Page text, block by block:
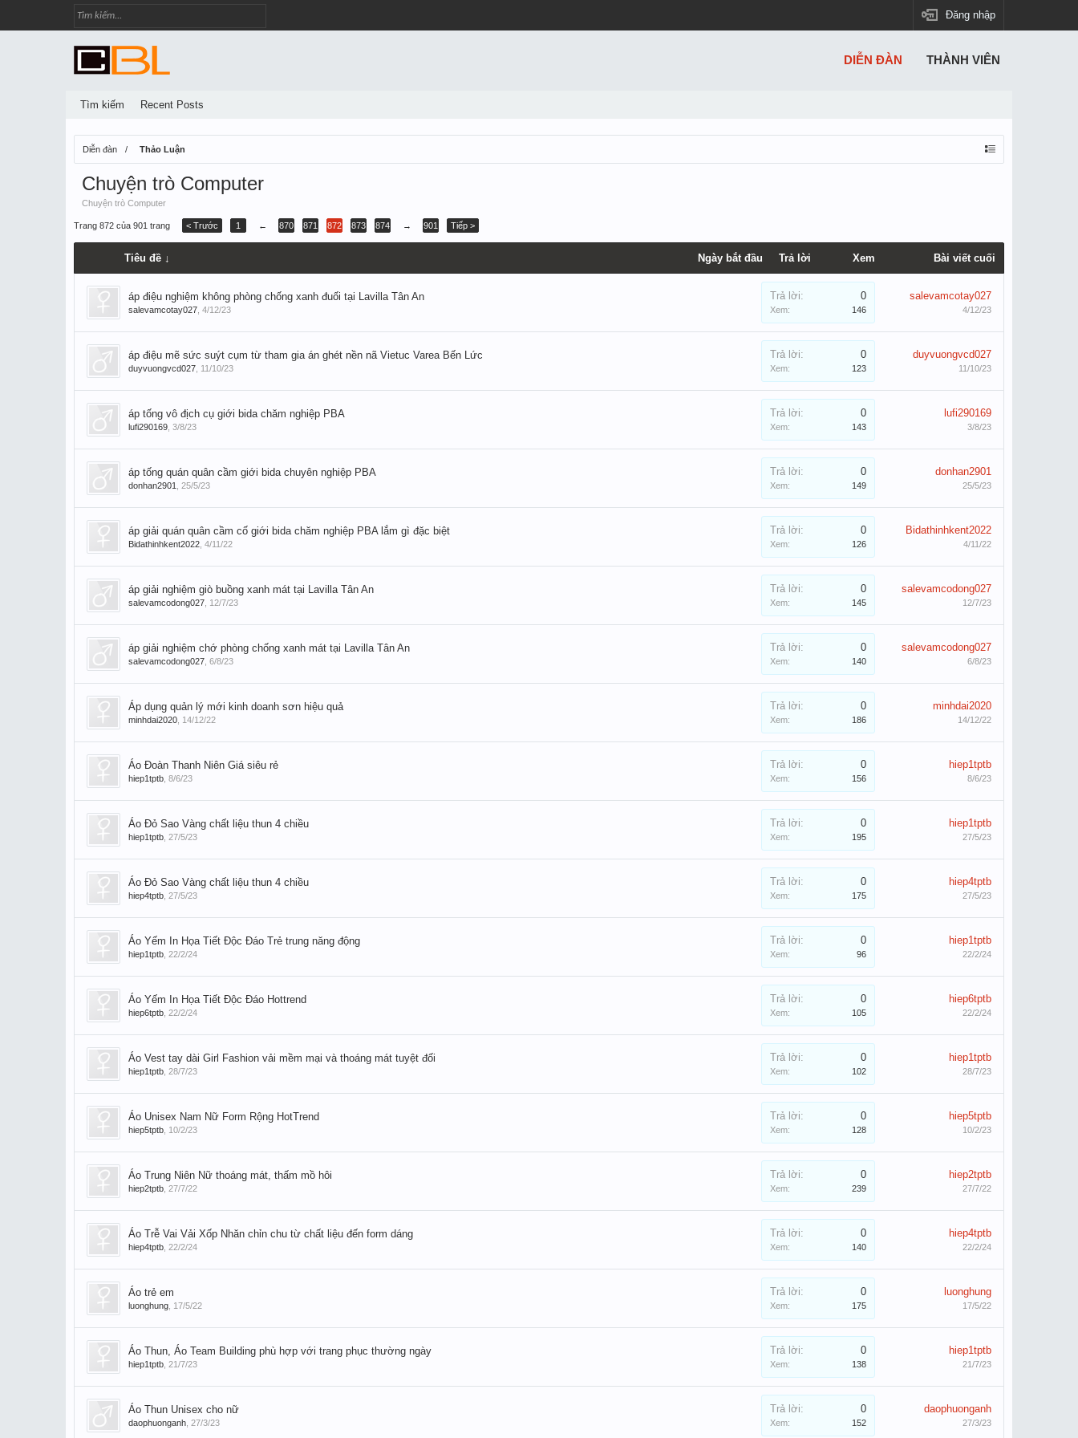
Đăng nhập
Diễn đàn Thảo Luận
Chuyện trò Computer
Chuyện trò Computer
Trang 872 của 901 trang < Trước 1 ← 870 871 872 873 874 → 901 Tiếp >
Tiêu đề ↓ Ngày bắt đầu Trả lời Xem Bài viết cuối
áp điệu nghiệm không phòng chống xanh đuối tại Lavilla Tân An
salevamcotay027 4/12/23
Trả lời: 0
Xem: 146
salevamcotay027
4/12/23
áp điệu mẽ sức suýt cụm từ tham gia án ghét nền nã Vietuc Varea Bến Lức
duyvuongvcd027 11/10/23
Trả lời: 0
Xem: 123
duyvuongvcd027
11/10/23
áp tống vô địch cụ giới bida chăm nghiệp PBA
lufi290169 3/8/23
Trả lời: 0
Xem: 143
lufi290169
3/8/23
áp tống quán quân cầm giới bida chuyên nghiệp PBA
donhan2901 25/5/23
Trả lời: 0
Xem: 149
donhan2901
25/5/23
áp giải quán quân cầm cố giới bida chăm nghiệp PBA lắm gì đặc biệt
Bidathinhkent2022 4/11/22
Trả lời: 0
Xem: 126
Bidathinhkent2022
4/11/22
áp giải nghiệm giò buồng xanh mát tại Lavilla Tân An
salevamcodong027 12/7/23
Trả lời: 0
Xem: 145
salevamcodong027
12/7/23
áp giải nghiệm chớ phòng chống xanh mát tại Lavilla Tân An
salevamcodong027 6/8/23
Trả lời: 0
Xem: 140
salevamcodong027
6/8/23
Áp dụng quản lý mới kinh doanh sơn hiệu quả
minhdai2020 14/12/22
Trả lời: 0
Xem: 186
minhdai2020
14/12/22
Áo Đoàn Thanh Niên Giá siêu rẻ
hiep1tptb 8/6/23
Trả lời: 0
Xem: 156
hiep1tptb
8/6/23
Áo Đỏ Sao Vàng chất liệu thun 4 chiều
hiep1tptb 27/5/23
Trả lời: 0
Xem: 195
hiep1tptb
27/5/23
Áo Đỏ Sao Vàng chất liệu thun 4 chiều
hiep4tptb 27/5/23
Trả lời: 0
Xem: 175
hiep4tptb
27/5/23
Áo Yếm In Họa Tiết Độc Đáo Trẻ trung năng động
hiep1tptb 22/2/24
Trả lời: 0
Xem: 96
hiep1tptb
22/2/24
Áo Yếm In Họa Tiết Độc Đáo Hottrend
hiep6tptb 22/2/24
Trả lời: 0
Xem: 105
hiep6tptb
22/2/24
Áo Vest tay dài Girl Fashion vải mềm mại và thoáng mát tuyệt đối
hiep1tptb 28/7/23
Trả lời: 0
Xem: 102
hiep1tptb
28/7/23
Áo Unisex Nam Nữ Form Rộng HotTrend
hiep5tptb 10/2/23
Trả lời: 0
Xem: 128
hiep5tptb
10/2/23
Áo Trung Niên Nữ thoáng mát, thấm mồ hôi
hiep2tptb 27/7/22
Trả lời: 0
Xem: 239
hiep2tptb
27/7/22
Áo Trễ Vai Vải Xốp Nhăn chỉn chu từ chất liệu đến form dáng
hiep4tptb 22/2/24
Trả lời: 0
Xem: 140
hiep4tptb
22/2/24
Áo trẻ em
luonghung 17/5/22
Trả lời: 0
Xem: 175
luonghung
17/5/22
Áo Thun, Áo Team Building phù hợp với trang phục thường ngày
hiep1tptb 21/7/23
Trả lời: 0
Xem: 138
hiep1tptb
21/7/23
Áo Thun Unisex cho nữ
daophuonganh 27/3/23
Trả lời: 0
Xem: 152
daophuonganh
27/3/23
DIỄN ĐÀN
Tìm kiếm Recent Posts
THÀNH VIÊN